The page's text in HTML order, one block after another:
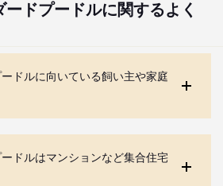
ードプードルに関するよく
ドルに向いている飼い主や家庭
ドルはマンションなど集合住宅